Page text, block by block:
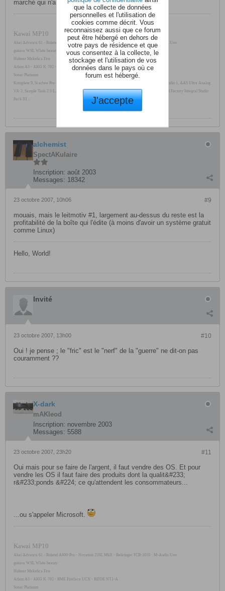
marché qui n'a pas de marge d'évolution.
Kawai MP10
Akai Advance 61 - Roland A800-Pro - Novation 25SL MkII - Behringer FCB-1010 - M-Audio Uno
guitare WSL White beauty
Hohner Melodica Fire
Adam A5 - AKG K-702 - RME Fireface UCX - RØDE NT1-A
Sonar Platinum
Komplete 9, Scarbee Pre-Bass, Soundiron Emotional Piano, Overloud TH2, Overloud Mark Studio 1, AAS Ultra Analog
VA-2, Sample Tank 2.5 L, Sonik Synth 2, Jamstix 3 Studio, Sonic Reality Drum Masters, Nomad Factory Integral Studio
Pack III ...
alchemist
SpectAKulaire
Inscription: août 2003
Messages: 18342
#9
23 octobre 2007, 10h06
mouais, mais le leitmotiv #1, largement au-dessus du reste est la
profitabilité de la boîte qui l'édite (à moins d'avoir un système gratuit
comme Linux)
Hello, World!
Invité
#10
23 octobre 2007, 13h00
Oui ! je pense ; le "fric" est le "nerf" de la "guerre" ne dit-on pas
couramment ??
X-dark
mAKleod
Inscription: novembre 2003
Messages: 5588
#11
23 octobre 2007, 23h20
Oui mais pour se faire de l'argent, il faut vendre des OS. Et pour
vendre les OS il faut faire des produits dont la qualit&#233;
r&#233;ponds &#224; ce qu'attendent les consommateurs...
...ou s'appeler Microsoft.
Kawai MP10
Akai Advance 61 - Roland A800-Pro - Novation 25SL MkII - Behringer FCB-1010 - M-Audio Uno
guitare WSL White beauty
Hohner Melodica Fire
Adam A5 - AKG K-702 - RME Fireface UCX - RØDE NT1-A
Sonar Platinum
que la collecte de données
personnelles et l'utilisation de
cookies comme décrit. Vous
reconnaissez aussi que ce forum
peut être hébergé en dehors de
votre pays de résidence et que
vous consentez à la collecte, le
stockage et l'utilisation de vos
données dans le pays où ce
forum est hébergé.
J'accepte